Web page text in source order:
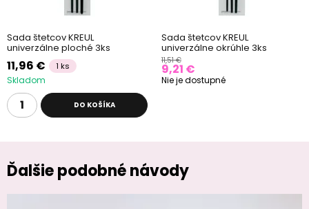
Sada štetcov KREUL
univerzálne ploché 3ks
11,96 € 1 ks
Skladom
DO KOŠÍKA
Sada štetcov KREUL
univerzálne okrúhle 3ks
11,51 €
9,21 €
Nie je dostupné
Ďalšie podobné návody